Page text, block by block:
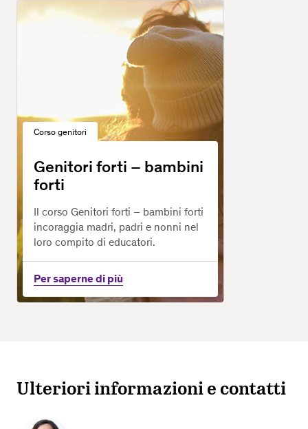
Genitori forti – bambini
forti
Corso genitori
Il corso Genitori forti – bambini forti
incoraggia madri, padri e nonni nel
loro compito di educatori.
Per saperne di più
Ulteriori informazioni e contatti